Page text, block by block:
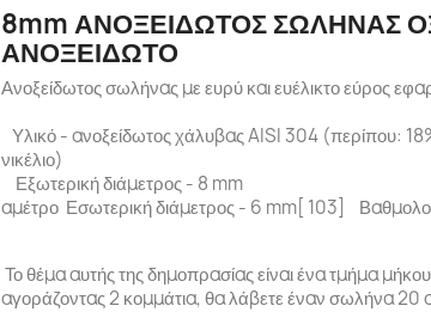
8mm ΑΝΟΞΕΙΔΩΤΟΣ ΣΩΛΗΝΑΣ
ΑΝΟΞΕΙΔΩΤΟ
Ανοξείδωτος σωλήνας με ευρύ και ευέλικτο εύρος
Υλικό - ανοξείδωτος χάλυβας AISI 304 (περίπου:
νικέλιο)
Εξωτερική διάμετρος - 8 mm
αμέτρο Εσωτερική διάμετρος - 6 mm[ 103]
Το θέμα αυτής της δημοπρασίας είναι ένα τμήμα
αγοράζοντας 2 κομμάτια, θα λάβετε έναν σωλήνα 20